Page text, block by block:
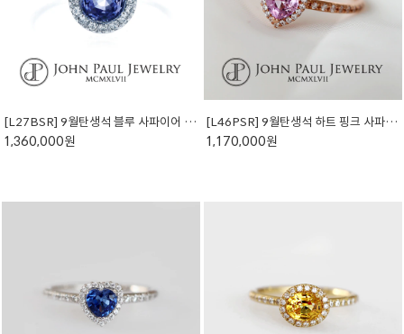
[L27BSR] 9월탄생석 블루 사파이어 반지 (천연석)
1,360,000원
[L46PSR] 9월탄생석 하트 핑크 사파이어 반지 (천연석)
1,170,000원